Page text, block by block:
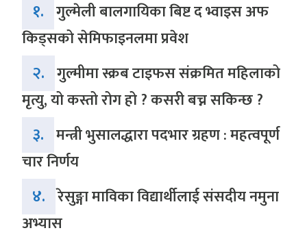
१. गुल्मेली बालगायिका बिष्ट द भ्वाइस अफ
किड्सको सेमिफाइनलमा प्रवेश
२. गुल्मीमा स्क्रब टाइफस संक्रमित महिलाको
मृत्यु, यो कस्तो रोग हो ? कसरी बच्न सकिन्छ ?
३. मन्त्री भुसालद्धारा पदभार ग्रहण : महत्वपूर्ण
चार निर्णय
४. रेसुङ्गा माविका विद्यार्थीलाई संसदीय नमुना
अभ्यास